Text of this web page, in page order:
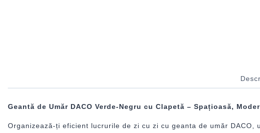
Geantă de Umăr DACO Verde-Negru cu Clapetă – Spațioasă,
Organizează-ți eficient lucrurile de zi cu zi cu geanta de umăr